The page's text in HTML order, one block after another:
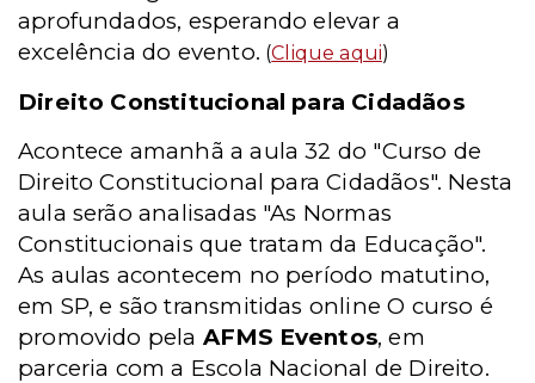
aprofundados, esperando elevar a
excelência do evento. (Clique aqui)
Direito Constitucional para Cidadãos
Acontece amanhã a aula 32 do "Curso de
Direito Constitucional para Cidadãos". Nesta
aula serão analisadas "As Normas
Constitucionais que tratam da Educação".
As aulas acontecem no período matutino,
em SP, e são transmitidas online O curso é
promovido pela AFMS Eventos, em
parceria com a Escola Nacional de Direito.